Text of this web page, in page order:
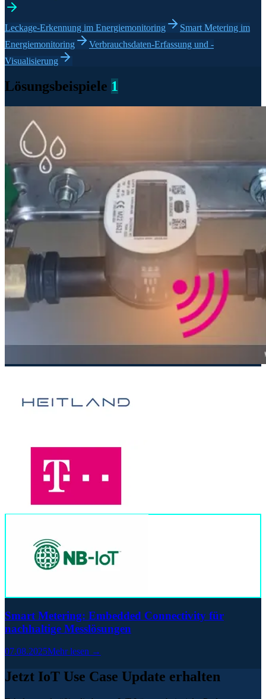
Leckage-Erkennung im Energiemonitoring
Smart Metering im
Energiemonitoring
Verbrauchsdaten-Erfassung und -
Visualisierung
Lösungsbeispiele 1
Smart Metering: Embedded Connectivity für
nachhaltige Messlösungen
07.08.2025Mehr lesen →
Jetzt IoT Use Case Update erhalten